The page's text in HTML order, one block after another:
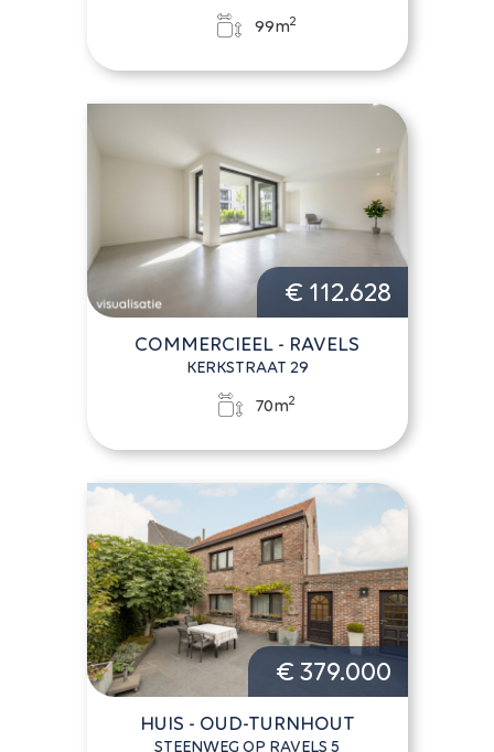
99m2
€ 112.628
COMMERCIEEL - RAVELS
KERKSTRAAT 29
70m2
€ 379.000
HUIS - OUD-TURNHOUT
STEENWEG OP RAVELS 5